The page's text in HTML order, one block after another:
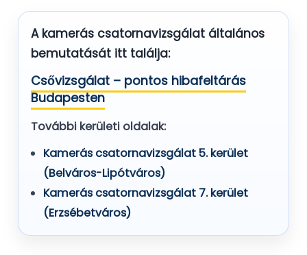
A kamerás csatornavizsgálat általános
bemutatását itt találja:
Csővizsgálat – pontos hibafeltárás
Budapesten
További kerületi oldalak:
Kamerás csatornavizsgálat 5. kerület
(Belváros-Lipótváros)
Kamerás csatornavizsgálat 7. kerület
(Erzsébetváros)